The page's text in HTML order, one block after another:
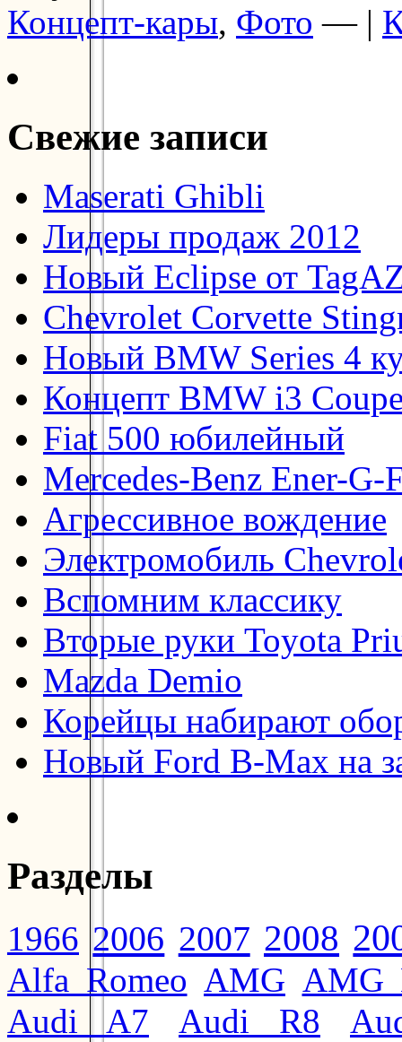
Концепт-кары, Фото — |
Свежие записи
Maserati Ghibli
Лидеры продаж 2012
Новый Eclipse от
Chevrolet Corvette
Новый BMW Series 4
Концепт BMW i3
Fiat 500 юбилейный
Mercedes-Benz Ener-G-
Агрессивное вождение
Электромобиль
Вспомним классику
Вторые руки Toyota
Mazda Demio
Корейцы набирают
Новый Ford B-Max на
Разделы
1966 2006 2007 2008
Alfa Romeo AMG AMG
Audi A7
Audi R8